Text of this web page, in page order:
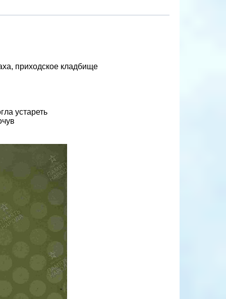
приходское кладбище
устареть